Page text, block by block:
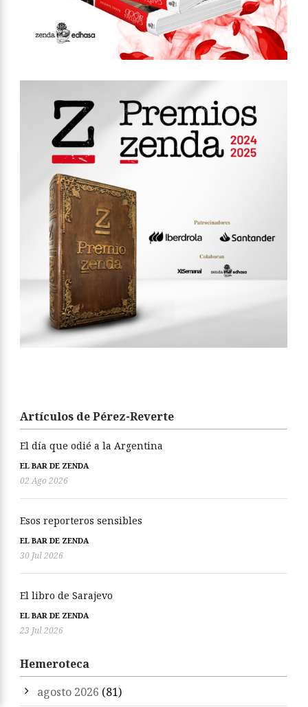
Artículos de Pérez-Reverte
El día que odié a la Argentina
EL BAR DE ZENDA
02 Ago 2026
Esos reporteros sensibles
EL BAR DE ZENDA
30 Jul 2026
El libro de Sarajevo
EL BAR DE ZENDA
23 Jul 2026
Hemeroteca
agosto 2026 (81)